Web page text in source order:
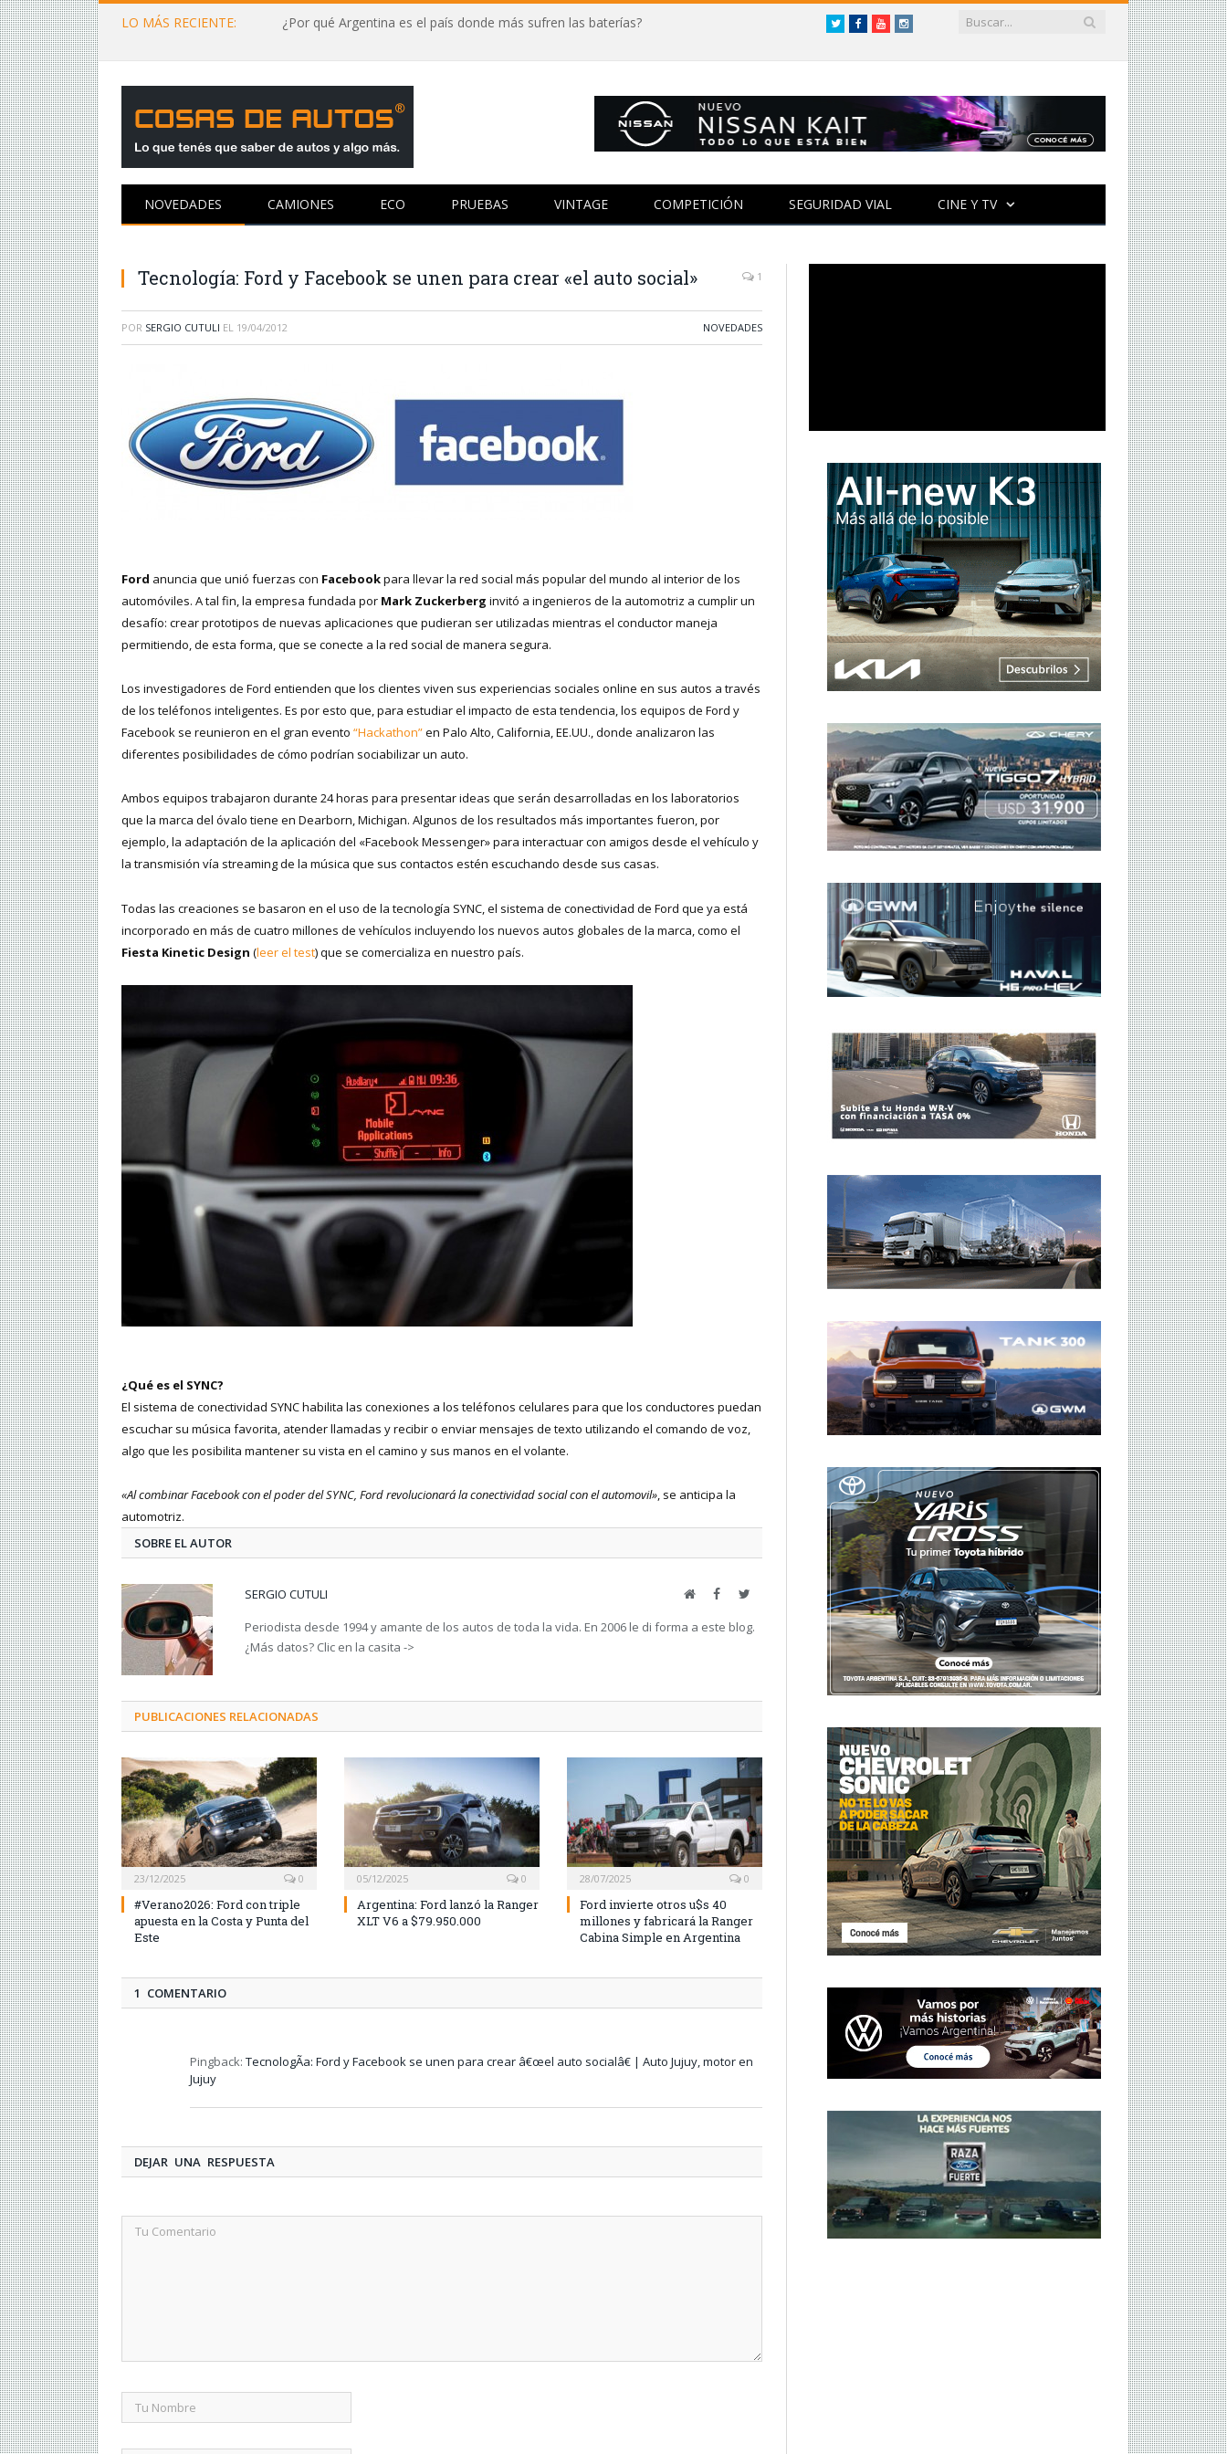
LO MÁS RECIENTE: ¿Por qué Argentina es el país donde más sufren las baterías? TwitterFacebookYouTubeInstagram
NOVEDADES CAMIONES ECO PRUEBAS VINTAGE COMPETICIÓN SEGURIDAD VIAL CINE Y TV
Tecnología: Ford y Facebook se unen para crear «el auto social» 1
POR SERGIO CUTULI EL 19/04/2012 NOVEDADES
Ford anuncia que unió fuerzas con Facebookpara llevar la red social más popular del mundo al interior de los
automóviles. A tal fin, la empresa fundada por Mark Zuckerberg invitó a ingenieros de la automotriz a cumplir un
desafío: crear prototipos de nuevas aplicaciones que pudieran ser utilizadas mientras el conductor maneja
permitiendo, de esta forma, que se conecte a la red social de manera segura.
Los investigadores de Ford entienden que los clientes viven sus experiencias sociales online en sus autos a través
de los teléfonos inteligentes. Es por esto que, para estudiar el impacto de esta tendencia, los equipos de Ford y
Facebook se reunieron en el gran evento “Hackathon”en Palo Alto, California, EE.UU., donde analizaron las
diferentes posibilidades de cómo podrían sociabilizar un auto.
Ambos equipos trabajaron durante 24 horas para presentar ideas que serán desarrolladas en los laboratorios
que la marca del óvalo tiene en Dearborn, Michigan. Algunos de los resultados más importantes fueron, por
ejemplo, la adaptación de la aplicación del «Facebook Messenger» para interactuar con amigos desde el vehículo y
la transmisión vía streaming de la música que sus contactos estén escuchando desde sus casas.
Todas las creaciones se basaron en el uso de la tecnología SYNC, el sistema de conectividad de Ford que ya está
incorporado en más de cuatro millones de vehículos incluyendo los nuevos autos globales de la marca, como el
Fiesta Kinetic Design (leer el test) que se comercializa en nuestro país.
¿Qué es el SYNC?
El sistema de conectividad SYNC habilita las conexiones a los teléfonos celulares para que los conductores puedan
escuchar su música favorita, atender llamadas y recibir o enviar mensajes de texto utilizando el comando de voz,
algo que les posibilita mantener su vista en el camino y sus manos en el volante.
«Al combinar Facebook con el poder del SYNC, Ford revolucionará la conectividad social con el automovil», se anticipa la
automotriz.
SOBRE EL AUTOR
SERGIO CUTULI Web FacebookTwitter
Periodista desde 1994 y amante de los autos de toda la vida. En 2006 le di forma a este blog.
¿Más datos? Clic en la casita ->
PUBLICACIONES RELACIONADAS
23/12/2025 0
#Verano2026: Ford con triple
apuesta en la Costa y Punta del
Este
05/12/2025 0
Argentina: Ford lanzó la Ranger
XLT V6 a $79.950.000
28/07/2025 0
Ford invierte otros u$s 40
millones y fabricará la Ranger
Cabina Simple en Argentina
1 COMENTARIO
Pingback: TecnologÃ­a: Ford y Facebook se unen para crear â€œel auto socialâ€ | Auto Jujuy, motor en
Jujuy
DEJAR UNA RESPUESTA